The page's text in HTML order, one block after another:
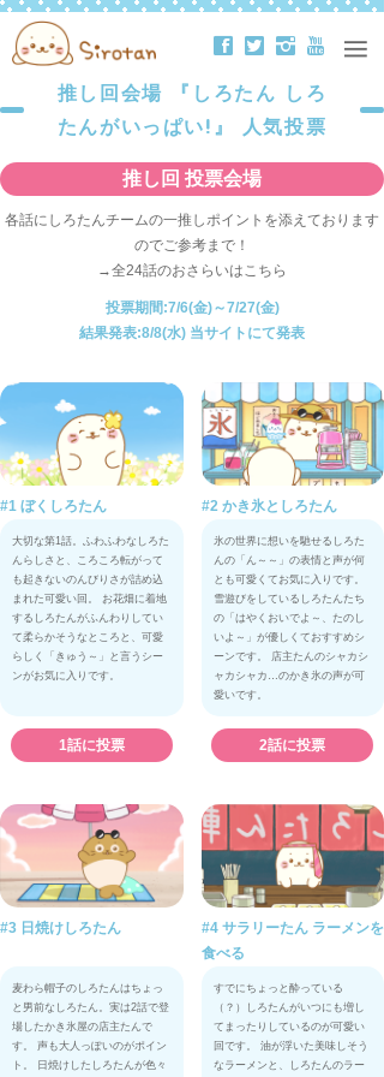
ä å ë ð
推し回会場 『しろたん しろ
たんがいっぱい!』 人気投票
推し回 投票会場
各話にしろたんチームの一推しポイントを添えております
のでご参考まで！
→全24話のおさらいはこちら
投票期間:7/6(金)～7/27(金)
結果発表:8/8(水) 当サイトにて発表
#1 ぼくしろたん
大切な第1話。ふわふわなしろた
んらしさと、ころころ転がって
も起きないのんびりさが詰め込
まれた可愛い回。 お花畑に着地
するしろたんがふんわりしてい
て柔らかそうなところと、可愛
らしく「きゅう～」と言うシー
ンがお気に入りです。
1話に投票
#2 かき氷としろたん
氷の世界に想いを馳せるしろた
んの「ん～～」の表情と声が何
とも可愛くてお気に入りです。
雪遊びをしているしろたんたち
の「はやくおいでよ～、たのし
いよ～」が優しくておすすめシ
ーンです。 店主たんのシャカシ
ャカシャカ…のかき氷の声が可
愛いです。
2話に投票
#3 日焼けしろたん
麦わら帽子のしろたんはちょっ
と男前なしろたん。実は2話で登
場したかき氷屋の店主たんで
す。 声も大人っぽいのがポイン
ト。 日焼けしたしろたんが色々
#4 サラリーたん ラーメンを
食べる
すでにちょっと酔っている
（？）しろたんがいつにも増し
てまったりしているのが可愛い
回です。 油が浮いた美味しそう
なラーメンと、しろたんのラー